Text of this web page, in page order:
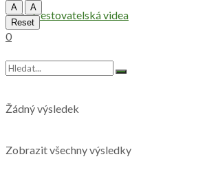
Cestovatelská videa
Žádný výsledek
Zobrazit všechny výsledky
A
A
Reset
0